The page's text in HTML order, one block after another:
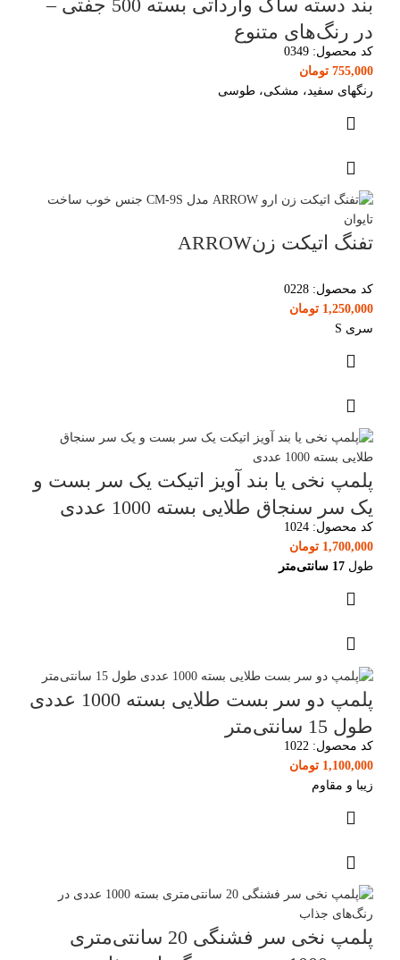
بند دسته ساک وارداتی بسته 500 جفتی –
در رنگ‌های متنوع
کد محصول: 0349
755,000 تومان
رنگهای سفید، مشکی، طوسی
تفنگ اتیکت زنARROW
کد محصول: 0228
1,250,000 تومان
سری S
پلمپ نخی یا بند آویز اتیکت یک سر بست و
یک سر سنجاق طلایی بسته 1000 عددی
کد محصول: 1024
1,700,000 تومان
طول 17 سانتی‌متر
پلمپ دو سر بست طلایی بسته 1000 عددی
طول 15 سانتی‌متر
کد محصول: 1022
1,100,000 تومان
زیبا و مقاوم
پلمپ نخی سر فشنگی 20 سانتی‌متری